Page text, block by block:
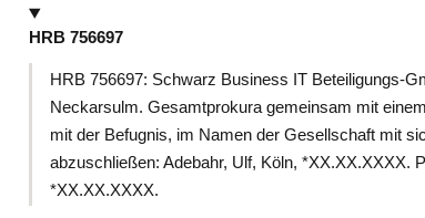
HRB 756697
HRB 756697: Schwarz Business IT Beteiligungs-
Neckarsulm. Gesamtprokura gemeinsam mit
mit der Befugnis, im Namen der Gesellschaft mit
abzuschließen: Adebahr, Ulf, Köln, *XX.XX.XXXX.
*XX.XX.XXXX.